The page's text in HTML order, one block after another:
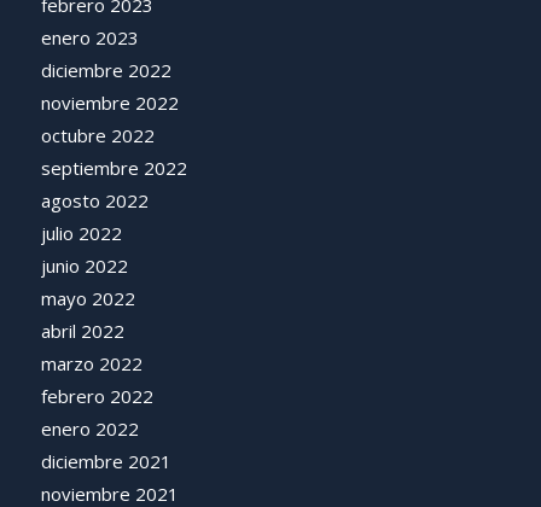
enero 2023
diciembre 2022
noviembre 2022
octubre 2022
septiembre 2022
agosto 2022
julio 2022
junio 2022
mayo 2022
abril 2022
marzo 2022
febrero 2022
enero 2022
diciembre 2021
noviembre 2021